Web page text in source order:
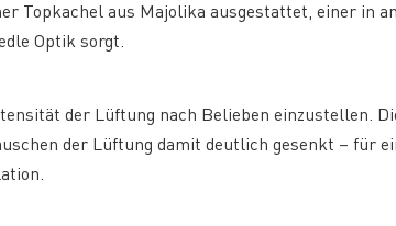
Topkachel aus Majolika ausgestattet, einer in
Optik sorgt.
der Lüftung nach Belieben einzustellen.
der Lüftung damit deutlich gesenkt – für